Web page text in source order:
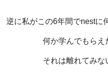
逆に私がこの6年間でnestに
何か学んでもらえ
それは離れてみな